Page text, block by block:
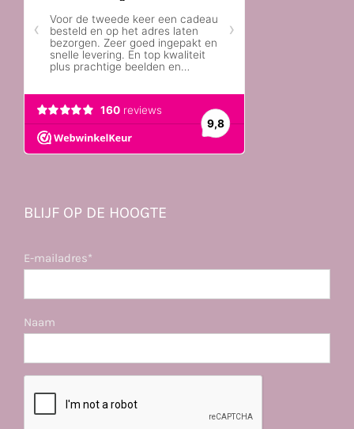
BLIJF OP DE HOOGTE
E-mailadres*
Naam